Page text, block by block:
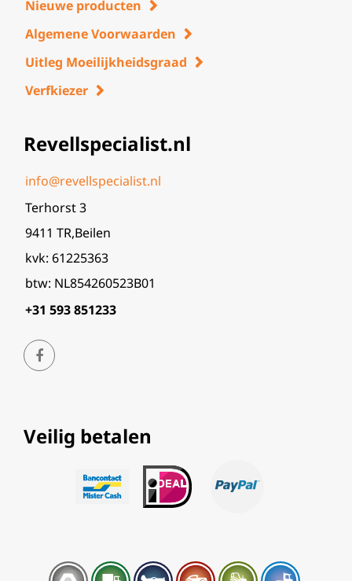
Nieuwe producten
Algemene Voorwaarden
Uitleg Moeilijkheidsgraad
Verfkiezer
Revellspecialist.nl
info@revellspecialist.nl
Terhorst 3
9411 TR,Beilen
kvk: 61225363
btw: NL854260523B01
+31 593 851233
Veilig betalen